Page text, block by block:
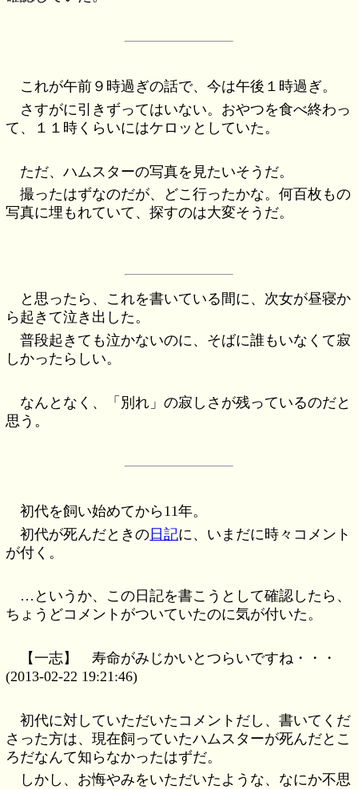
これが午前９時過ぎの話で、今は午後１時過ぎ。
さすがに引きずってはいない。おやつを食べ終わっ
て、１１時くらいにはケロッとしていた。
ただ、ハムスターの写真を見たいそうだ。
撮ったはずなのだが、どこ行ったかな。何百枚もの
写真に埋もれていて、探すのは大変そうだ。
と思ったら、これを書いている間に、次女が昼寝か
ら起きて泣き出した。
普段起きても泣かないのに、そばに誰もいなくて寂
しかったらしい。
なんとなく、「別れ」の寂しさが残っているのだと
思う。
初代を飼い始めてから11年。
初代が死んだときの日記に、いまだに時々コメント
が付く。
…というか、この日記を書こうとして確認したら、
ちょうどコメントがついていたのに気が付いた。
【一志】 寿命がみじかいとつらいですね・・・
(2013-02-22 19:21:46)
初代に対していただいたコメントだし、書いてくだ
さった方は、現在飼っていたハムスターが死んだとこ
ろだなんて知らなかったはずだ。
しかし、お悔やみをいただいたような、なにか不思